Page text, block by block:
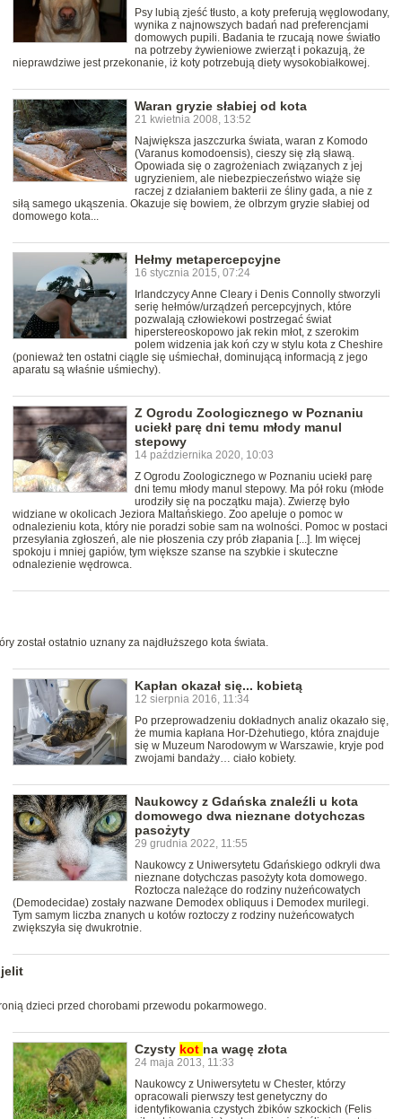
Psy lubią zjeść tłusto, a koty preferują węglowodany,
wynika z najnowszych badań nad preferencjami
domowych pupili. Badania te rzucają nowe światło
na potrzeby żywieniowe zwierząt i pokazują, że
nieprawdziwe jest przekonanie, iż koty potrzebują diety wysokobiałkowej.
Waran gryzie słabiej od kota
21 kwietnia 2008, 13:52
Największa jaszczurka świata, waran z Komodo
(Varanus komodoensis), cieszy się złą sławą.
Opowiada się o zagrożeniach związanych z jej
ugryzieniem, ale niebezpieczeństwo wiąże się
raczej z działaniem bakterii ze śliny gada, a nie z
siłą samego ukąszenia. Okazuje się bowiem, że olbrzym gryzie słabiej od
domowego kota...
Hełmy metapercepcyjne
16 stycznia 2015, 07:24
Irlandczycy Anne Cleary i Denis Connolly stworzyli
serię hełmów/urządzeń percepcyjnych, które
pozwalają człowiekowi postrzegać świat
hiperstereoskopowo jak rekin młot, z szerokim
polem widzenia jak koń czy w stylu kota z Cheshire
(ponieważ ten ostatni ciągle się uśmiechał, dominującą informacją z jego
aparatu są właśnie uśmiechy).
Z Ogrodu Zoologicznego w Poznaniu
uciekł parę dni temu młody manul
stepowy
14 października 2020, 10:03
Z Ogrodu Zoologicznego w Poznaniu uciekł parę
dni temu młody manul stepowy. Ma pół roku (młode
urodziły się na początku maja). Zwierzę było
widziane w okolicach Jeziora Maltańskiego. Zoo apeluje o pomoc w
odnalezieniu kota, który nie poradzi sobie sam na wolności. Pomoc w postaci
przesyłania zgłoszeń, ale nie płoszenia czy prób złapania [...]. Im więcej
spokoju i mniej gapiów, tym większe szanse na szybkie i skuteczne
odnalezienie wędrowca.
został ostatnio uznany za najdłuższego kota świata.
Kapłan okazał się... kobietą
12 sierpnia 2016, 11:34
Po przeprowadzeniu dokładnych analiz okazało się,
że mumia kapłana Hor-Dżehutiego, która znajduje
się w Muzeum Narodowym w Warszawie, kryje pod
zwojami bandaży… ciało kobiety.
Naukowcy z Gdańska znaleźli u kota
domowego dwa nieznane dotychczas
pasożyty
29 grudnia 2022, 11:55
Naukowcy z Uniwersytetu Gdańskiego odkryli dwa
nieznane dotychczas pasożyty kota domowego.
Roztocza należące do rodziny nużeńcowatych
(Demodecidae) zostały nazwane Demodex obliquus i Demodex murilegi.
Tym samym liczba znanych u kotów roztoczy z rodziny nużeńcowatych
zwiększyła się dwukrotnie.
jelit
dzieci przed chorobami przewodu pokarmowego.
Czysty kot na wagę złota
24 maja 2013, 11:33
Naukowcy z Uniwersytetu w Chester, którzy
opracowali pierwszy test genetyczny do
identyfikowania czystych żbików szkockich (Felis